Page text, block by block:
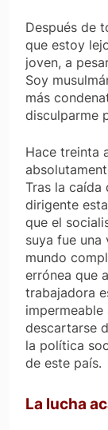
Después de
que estoy
joven, a
Soy
más
disculparme
Hace treinta
Tras la caída
dirigente
que el
suya fue
mundo
errónea que
trabajadora
descartarse
la política
de este país.
La lucha